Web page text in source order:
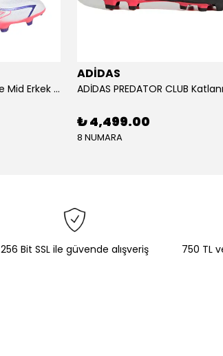
Adidas F50 Hyperfast League Mid Erkek Krampon (IH7090)
ADİDAS
₺ 4,499.00
8 NUMARA
256 Bit SSL ile güvende alışveriş 750 TL